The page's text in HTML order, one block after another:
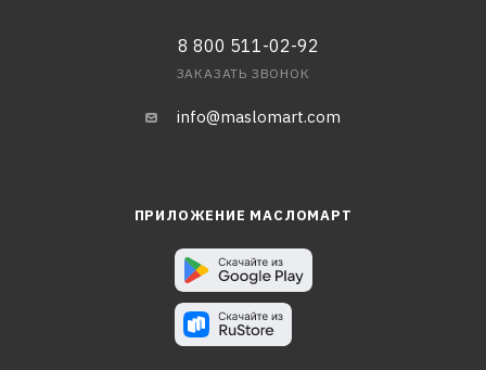
8 800 511-02-92
ЗАКАЗАТЬ ЗВОНОК
info@maslomart.com
ПРИЛОЖЕНИЕ МАСЛОМАРТ